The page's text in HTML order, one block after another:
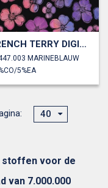
FRENCH TERRY DIGITAAL BLOEMEN
MARINEBLAUW
5%EA
40
stoffen voor de
van 7.000.000